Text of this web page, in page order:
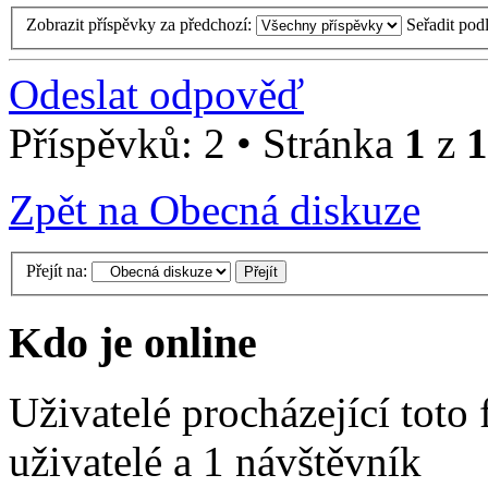
Zobrazit příspěvky za předchozí: Seřadit
Odeslat odpověď
Příspěvků: 2 • Stránka 1 z 1
Zpět na Obecná diskuze
Přejít na:
Kdo je online
Uživatelé procházející
uživatelé a 1 návštěvník